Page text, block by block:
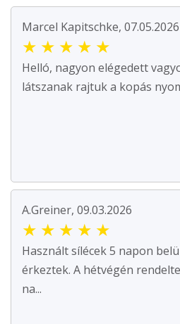
Marcel Kapitschke, 07.05.2026
★ ★ ★ ★ ★
Helló, nagyon elégedett
látszanak rajtuk a kopás
A.Greiner, 09.03.2026
★ ★ ★ ★ ★
Használt sílécek 5 napon
érkeztek. A hétvégén
na...